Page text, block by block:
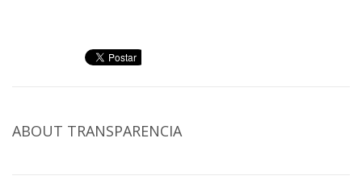
ABOUT TRANSPARENCIA